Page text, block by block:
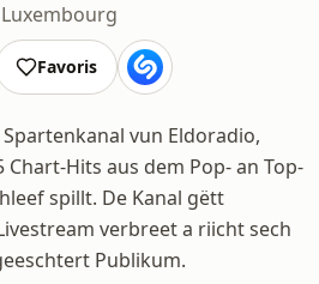
Luxembourg
Favoris
vun Eldoradio,
Chart-Hits aus dem Pop- an Top-
spillt. De Kanal gëtt
verbreet a riicht sech
Publikum.